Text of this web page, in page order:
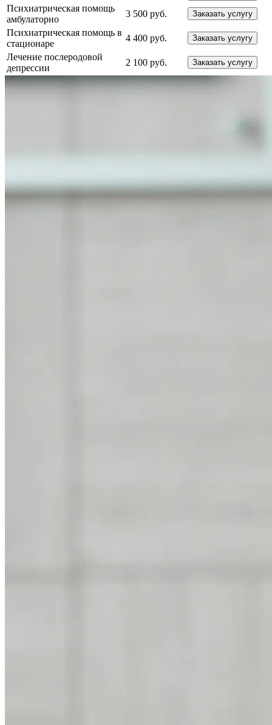
Психиатрическая помощь
амбулаторно
3 500 руб. Заказать услугу
Психиатрическая помощь в
стационаре
4 400 руб. Заказать услугу
Лечение послеродовой
депрессии
2 100 руб. Заказать услугу